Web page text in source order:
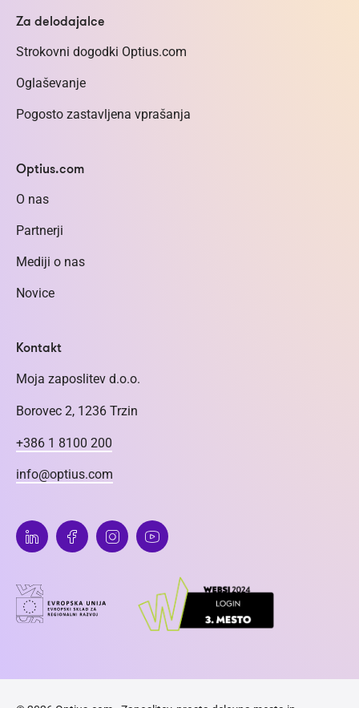
Za delodajalce
Strokovni dogodki Optius.com
Oglaševanje
Pogosto zastavljena vprašanja
Optius.com
O nas
Partnerji
Mediji o nas
Novice
Kontakt
Moja zaposlitev d.o.o.
Borovec 2, 1236 Trzin
+386 1 8100 200
info@optius.com